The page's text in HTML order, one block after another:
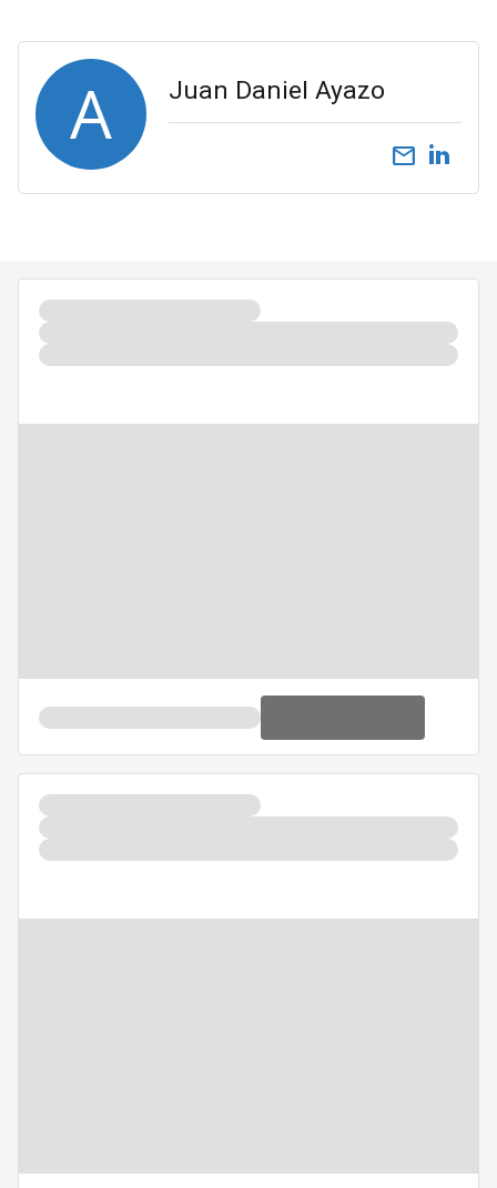
A Juan Daniel Ayazo
email